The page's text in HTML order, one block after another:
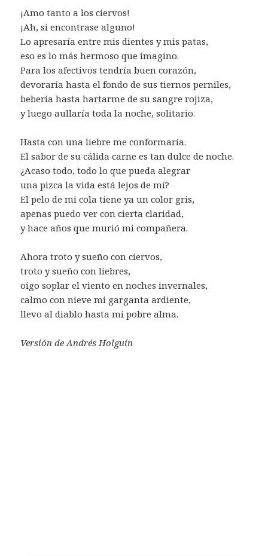
¡Amo tanto a los ciervos!
¡Ah, si encontrase alguno!
Lo apresaría entre mis dientes y mis patas,
eso es lo más hermoso que imagino.
Para los afectivos tendría buen corazón,
devoraría hasta el fondo de sus tiernos perniles,
bebería hasta hartarme de su sangre rojiza,
y luego aullaría toda la noche, solitario.
Hasta con una liebre me conformaría.
El sabor de su cálida carne es tan dulce de noche.
¿Acaso todo, todo lo que pueda alegrar
una pizca la vida está lejos de mí?
El pelo de mi cola tiene ya un color gris,
apenas puedo ver con cierta claridad,
y hace años que murió mi compañera.
Ahora troto y sueño con ciervos,
troto y sueño con liebres,
oigo soplar el viento en noches invernales,
calmo con nieve mi garganta ardiente,
llevo al diablo hasta mi pobre alma.
Versión de Andrés Holguín